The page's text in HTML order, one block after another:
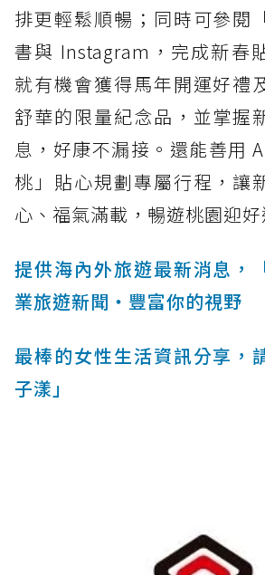
排更輕鬆順暢；同時可參閱
書與 Instagram，完成新春
就有機會獲得馬年開運好禮
舒華的限量紀念品，並掌握
息，好康不漏接。還能善用
桃」貼心規劃專屬行程，讓
心、福氣滿載，暢遊桃園迎好
提供海內外旅遊最新消息，
業旅遊新聞‧豐富你的視野
最棒的女性生活資訊分享，
子漾」